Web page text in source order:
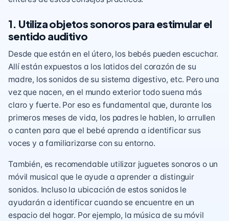
1. Utiliza objetos sonoros para estimular el
sentido auditivo
Desde que están en el útero, los bebés pueden escuchar.
Allí están expuestos a los latidos del corazón de su
madre, los sonidos de su sistema digestivo, etc. Pero una
vez que nacen, en el mundo exterior todo suena más
claro y fuerte. Por eso es fundamental que, durante los
primeros meses de vida, los padres le hablen, lo arrullen
o canten para que el bebé aprenda a identificar sus
voces y a familiarizarse con su entorno.
También, es recomendable utilizar juguetes sonoros o un
móvil musical que le ayude a aprender a distinguir
sonidos. Incluso la ubicación de estos sonidos le
ayudarán a identificar cuando se encuentre en un
espacio del hogar. Por ejemplo, la música de su móvil